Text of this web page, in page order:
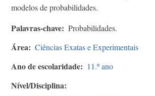
modelos de probabilidades.
Palavras-chave Probabilidades.
Área Ciências Exatas e Experimentais
Ano de escolaridade 11.º ano
Nível/Disciplina